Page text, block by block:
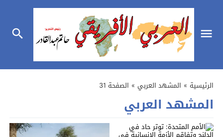
الرئيسية » المشهد العربي » الصفحة 31
المشهد العربي